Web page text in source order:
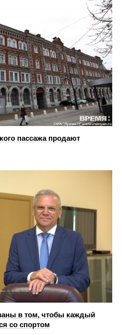
пассажа продают
в том, чтобы каждый
со спортом